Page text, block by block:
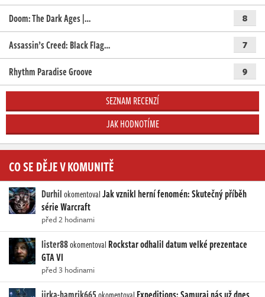
Doom: The Dark Ages |… 8
Assassin’s Creed: Black Flag… 7
Rhythm Paradise Groove 9
SEZNAM RECENZÍ
JAK HODNOTÍME
CO SE DĚJE V KOMUNITĚ
DurhilokomentovalJak vznikl herní fenomén: Skutečný příběh
série Warcraft
před 2 hodinami
lister88okomentoval Rockstar odhalil datum velké prezentace
GTA VI
před 3 hodinami